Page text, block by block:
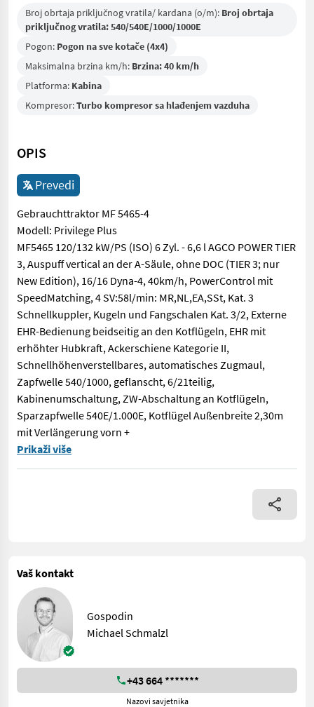
Broj obrtaja priključnog vratila/ kardana (o/m): Broj obrtaja
priključnog vratila: 540/540E/1000/1000E
Pogon: Pogon na sve kotače (4x4)
Maksimalna brzina km/h: Brzina: 40 km/h
Platforma: Kabina
Kompresor:Turbo kompresor sa hlađenjem vazduha
OPIS
Prevedi
Gebrauchttraktor MF 5465-4
Modell: Privilege Plus
MF5465 120/132 kW/PS (ISO) 6 Zyl. - 6,6 l AGCO POWER TIER
3, Auspuff vertical an der A-Säule, ohne DOC (TIER 3; nur
New Edition), 16/16 Dyna-4, 40km/h, PowerControl mit
SpeedMatching, 4 SV:58l/min: MR,NL,EA,SSt, Kat. 3
Schnellkuppler, Kugeln und Fangschalen Kat. 3/2, Externe
EHR-Bedienung beidseitig an den Kotflügeln, EHR mit
erhöhter Hubkraft, Ackerschiene Kategorie II,
Schnellhöhenverstellbares, automatisches Zugmaul,
Zapfwelle 540/1000, geflanscht, 6/21teilig,
Kabinenumschaltung, ZW-Abschaltung an Kotflügeln,
Sparzapfwelle 540E/1.000E, Kotflügel Außenbreite 2,30m
mit Verlängerung vorn +
Gebrauchttraktor MF 5465-4 Modell: Privilege Plus MF5465
Prikaži više
Vaš kontakt
Gospodin
Michael Schmalzl
+43 664 *******
Nazovi savjetnika